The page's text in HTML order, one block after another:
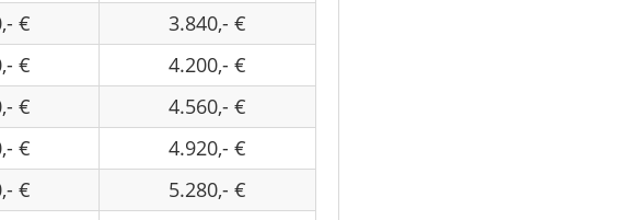
€
3.840,- €
€
4.200,- €
€
4.560,- €
€
4.920,- €
€
5.280,- €